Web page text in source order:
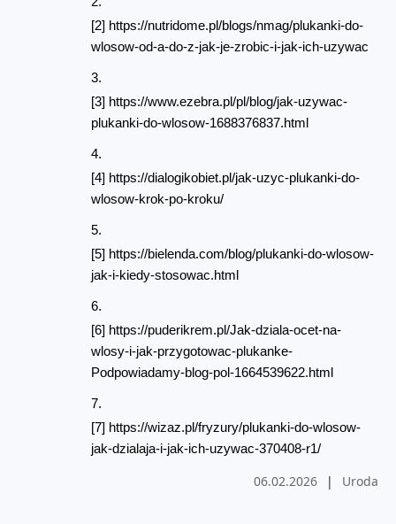
[2] https://nutridome.pl/blogs/nmag/plukanki-do-
wlosow-od-a-do-z-jak-je-zrobic-i-jak-ich-uzywac
[3] https://www.ezebra.pl/pl/blog/jak-uzywac-
plukanki-do-wlosow-1688376837.html
[4] https://dialogikobiet.pl/jak-uzyc-plukanki-do-
wlosow-krok-po-kroku/
[5] https://bielenda.com/blog/plukanki-do-wlosow-
jak-i-kiedy-stosowac.html
[6] https://puderikrem.pl/Jak-dziala-ocet-na-
wlosy-i-jak-przygotowac-plukanke-
Podpowiadamy-blog-pol-1664539622.html
[7] https://wizaz.pl/fryzury/plukanki-do-wlosow-
jak-dzialaja-i-jak-ich-uzywac-370408-r1/
06.02.2026 | Uroda